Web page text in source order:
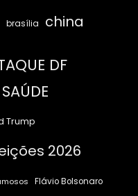
brasília china
DF
Trump
2026
Flávio Bolsonaro